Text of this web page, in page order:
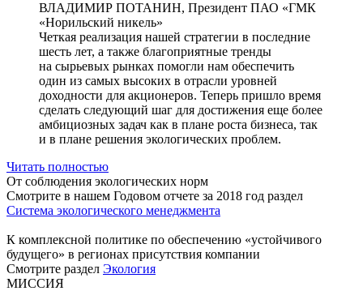
ВЛАДИМИР ПОТАНИН, Президент ПАО «ГМК
«Норильский никель»
Четкая реализация нашей стратегии в последние
шесть лет, а также благоприятные тренды
на сырьевых рынках помогли нам обеспечить
один из самых высоких в отрасли уровней
доходности для акционеров. Теперь пришло время
сделать следующий шаг для достижения еще более
амбициозных задач как в плане роста бизнеса, так
и в плане решения экологических проблем.
Читать полностью
От соблюдения экологических норм
Смотрите в нашем Годовом отчете за 2018 год раздел
Система экологического менеджмента
К комплексной политике по обеспечению «устойчивого
будущего» в регионах присутствия компании
Смотрите раздел Экология
МИССИЯ